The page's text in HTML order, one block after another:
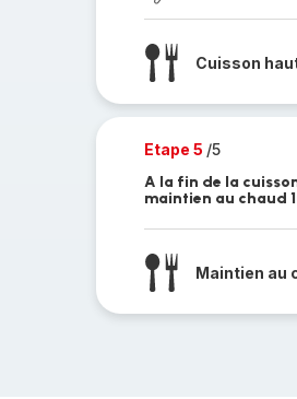
Cuisson
Etape 5 /5
A la fin de la
maintien au chaud
Maintien au